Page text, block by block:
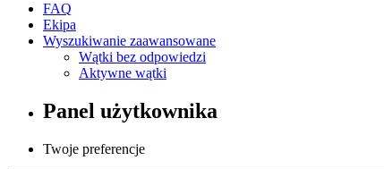
FAQ
Ekipa
Wyszukiwanie zaawansowane
Wątki bez odpowiedzi
Aktywne wątki
Panel użytkownika
Twoje preferencje